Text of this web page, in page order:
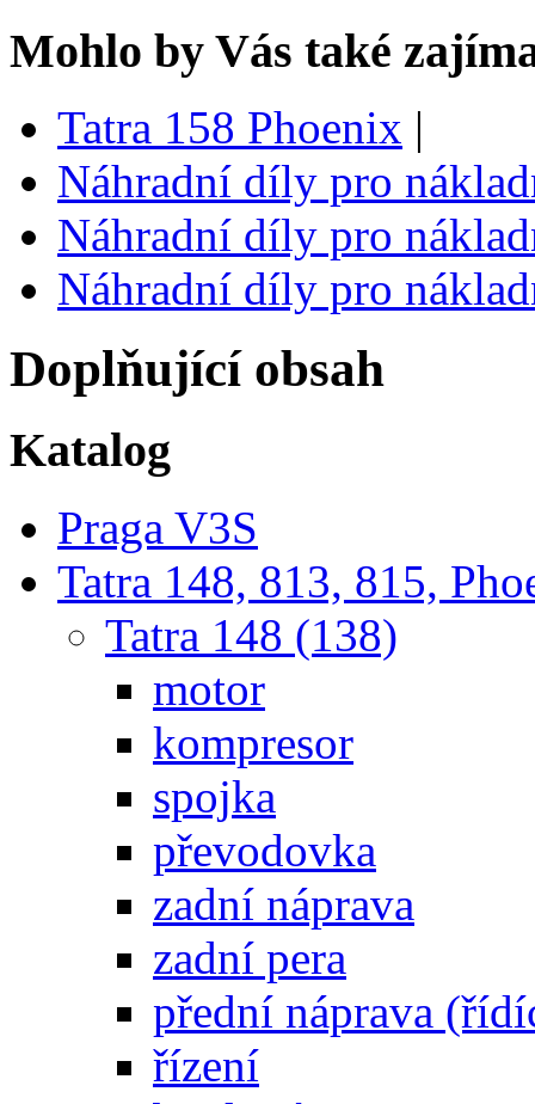
Mohlo by Vás také
Tatra 158 Phoenix |
Náhradní díly pro
Náhradní díly pro
Náhradní díly pro
Doplňující obsah
Katalog
Praga V3S
Tatra 148, 813, 815,
Tatra 148 (138)
motor
kompresor
spojka
převodovka
zadní náprava
zadní pera
přední náprava
řízení